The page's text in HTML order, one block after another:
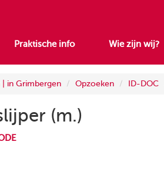
Praktische info Wie zijn wij?
| in Grimbergen Opzoeken ID-DOC
(m.)